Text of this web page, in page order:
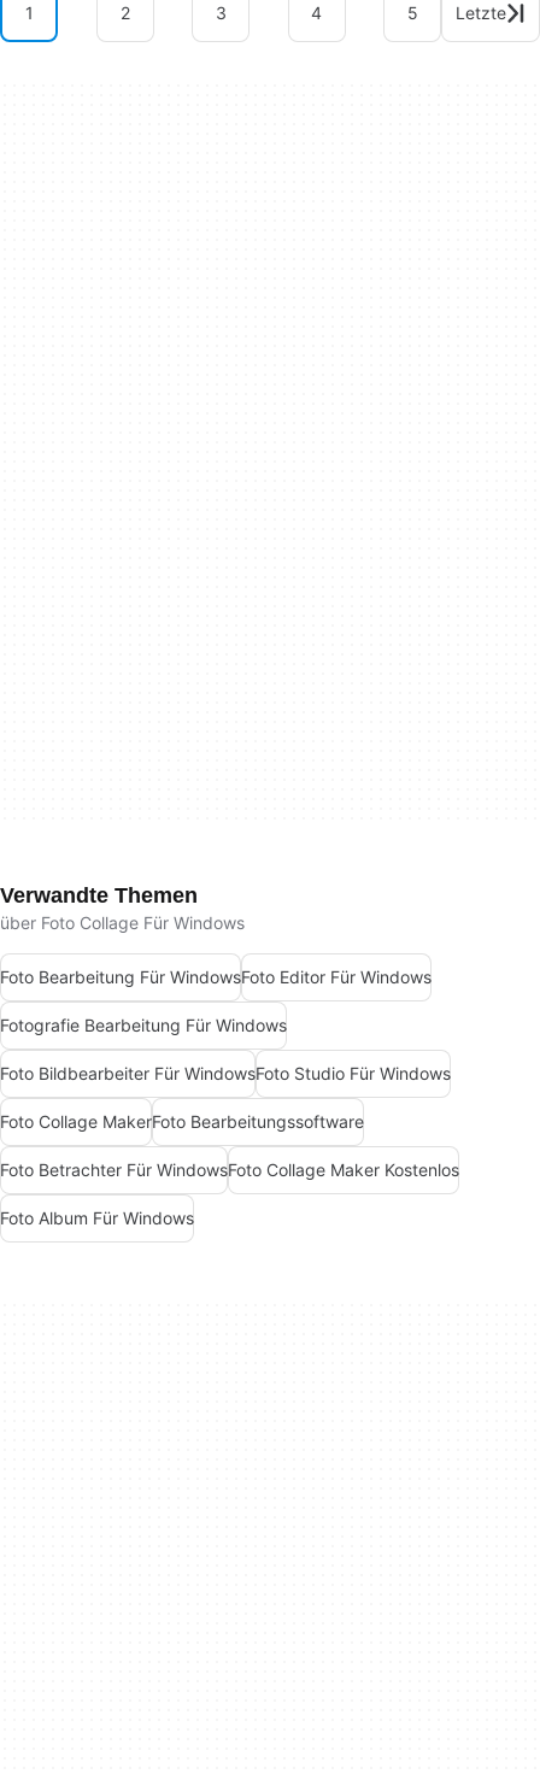
1 2 3 4 5 Letzte
Verwandte Themen
über Foto Collage Für Windows
Foto Bearbeitung Für WindowsFoto Editor Für Windows
Fotografie Bearbeitung Für Windows
Foto Bildbearbeiter Für WindowsFoto Studio Für Windows
Foto Collage MakerFoto Bearbeitungssoftware
Foto Betrachter Für WindowsFoto Collage Maker Kostenlos
Foto Album Für Windows